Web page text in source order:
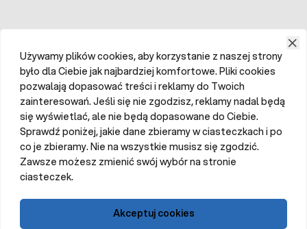
Używamy plików cookies, aby korzystanie z naszej strony
było dla Ciebie jak najbardziej komfortowe. Pliki cookies
pozwalają dopasować treści i reklamy do Twoich
zainteresowań. Jeśli się nie zgodzisz, reklamy nadal będą
się wyświetlać, ale nie będą dopasowane do Ciebie.
Sprawdź poniżej, jakie dane zbieramy w ciasteczkach i po
co je zbieramy. Nie na wszystkie musisz się zgodzić.
Zawsze możesz zmienić swój wybór na stronie
ciasteczek.
Akceptuj cookies